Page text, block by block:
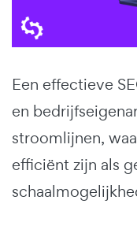
Een effectieve
en
stroomlijnen,
efficiënt zijn als